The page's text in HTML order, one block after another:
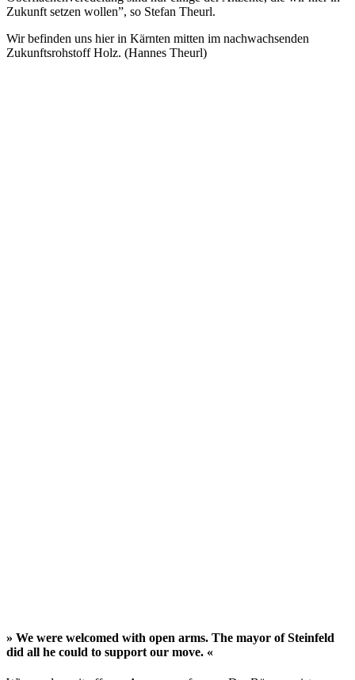
Zukunft setzen wollen”, so Stefan Theurl.
Wir befinden uns hier in Kärnten mitten im nachwachsenden
Zukunftsrohstoff Holz. (Hannes Theurl)
» We were welcomed with open arms. The mayor of Steinfeld
did all he could to support our move. «